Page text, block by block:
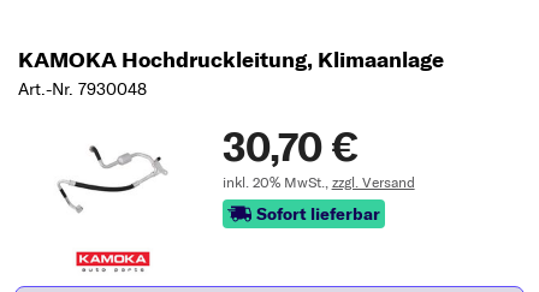
KAMOKA Hochdruckleitung, Klimaanlage
Art.-Nr. 7930048
30,70 €
inkl. 20% MwSt., zzgl. Versand
Sofort lieferbar